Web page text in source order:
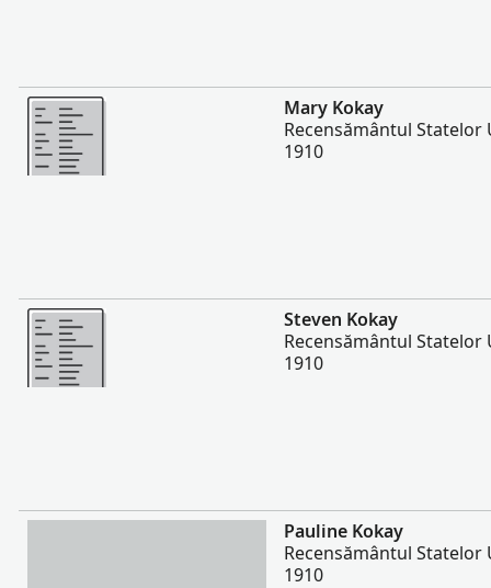
Mai multe
Mary Kokay
Recensământul Statelor
1910
Mai multe
Steven Kokay
Recensământul Statelor
1910
Mai multe
Pauline Kokay
Recensământul Statelor
1910